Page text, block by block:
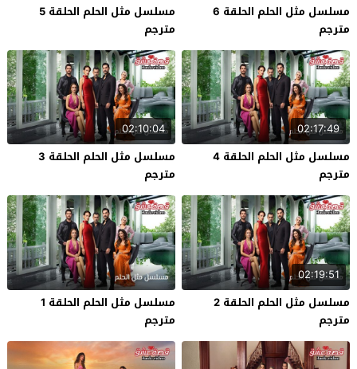
مسلسل مثل الحلم الحلقة 6
مترجم
مسلسل مثل الحلم الحلقة 5
مترجم
02:17:49
مسلسل مثل الحلم الحلقة 4
مترجم
02:10:04
مسلسل مثل الحلم الحلقة 3
مترجم
02:19:51
مسلسل مثل الحلم الحلقة 2
مترجم
مسلسل مثل الحلم الحلقة 1
مترجم